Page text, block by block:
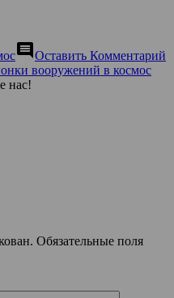
comment Оставить Комментарий
вооружений в космос
нас!
Обязательные поля